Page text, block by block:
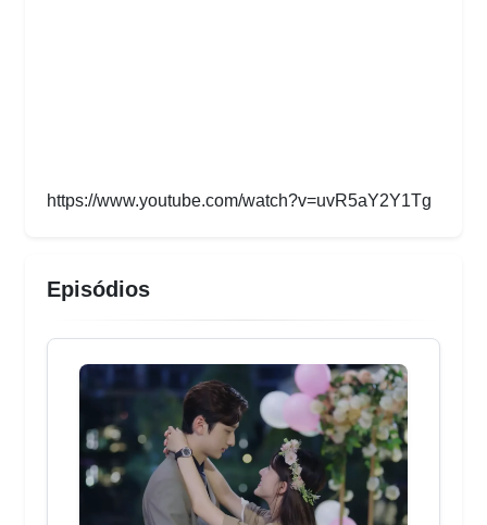
https://www.youtube.com/watch?v=uvR5aY2Y1Tg
Episódios